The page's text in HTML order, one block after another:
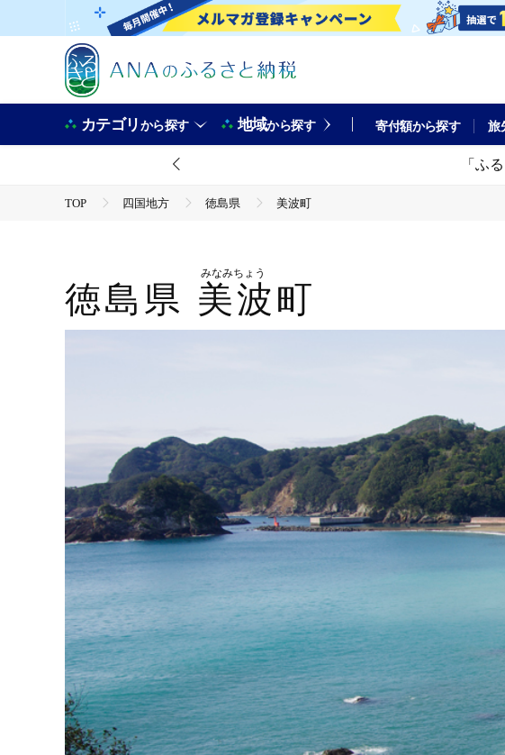
カテゴリから探す 地域から探す 寄付額から探す 旅
「ふ
TOP 四国地方 徳島県 美波町
徳島県 美波町
みなみちょう